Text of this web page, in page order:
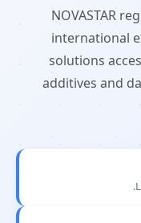
NOVASTAR
international
solutions
additives and